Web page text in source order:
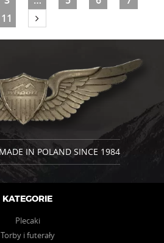
wariantów.
Opcje
produktu
11
IN POLAND SINCE 1984
KATEGORIE
Plecaki
Torby i futerały